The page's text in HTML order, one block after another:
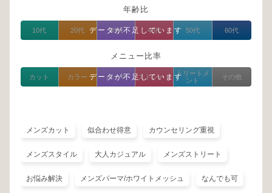
年齢比
データが不足しています
10代 20代 30代 40代 50代 60代
メニュー比率
データが不足しています
カット カラー パーマ ストレート
トリートメ
ント
その他
メンズカット 似合わせ得意 カウンセリング重視
メンズスタイル 大人カジュアル メンズストリート
お悩み解決 メンズパーマ/ホワイトメッシュ なんでも可